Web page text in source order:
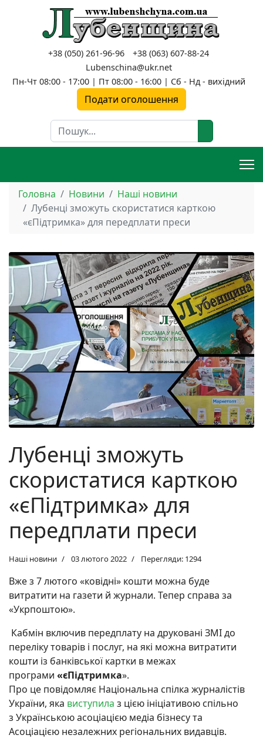
+38 (050) 261-96-96
+38 (063) 607-88-24
Lubenschina@ukr.net
Пн-Чт 08:00 - 17:00 | Пт 08:00 - 16:00 | Сб - Нд - вихідний
Подати оголошення
Пошук
Головна Новини
Наші новини
Лубенці зможуть скористатися карткою
«єПідтримка» для передплати преси
Лубенці зможуть
скористатися карткою
«єПідтримка» для
передплати преси
Наші новини 03 лютого 2022 Перегляди: 1294
Вже з 7 лютого «ковідні» кошти можна буде
витратити на газети й журнали. Тепер справа за
«Укрпоштою».
Кабмін включив передплату на друковані ЗМІ до
переліку товарів і послуг, на які можна витратити
кошти із банківської картки в межах
програми «єПідтримка».
Про це повідомляє Національна спілка журналістів
України, яка виступила з цією ініціативою спільно
з Українською асоціацією медіа бізнесу та
Асоціацією незалежних регіональних видавців.